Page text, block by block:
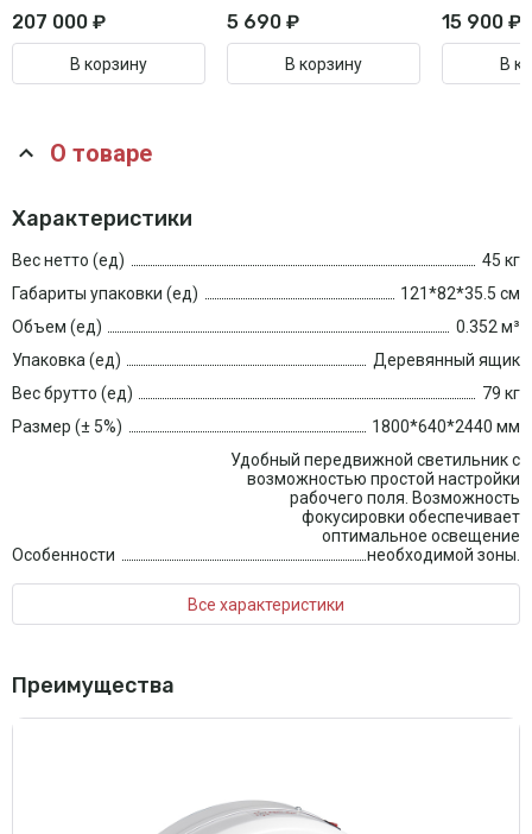
207 000 ₽
В корзину
5 690 ₽
В корзину
15 900 ₽
В
О товаре
Характеристики
Вес нетто (ед)
45 кг
Габариты упаковки (ед)
121*82*35.5 см
Объем (ед)
0.352 м³
Упаковка (ед)
Деревянный ящик
Вес брутто (ед)
79 кг
Размер (± 5%)
1800*640*2440 мм
Особенности
Удобный передвижной светильник с
возможностью простой настройки
рабочего поля. Возможность
фокусировки обеспечивает
оптимальное освещение
необходимой зоны.
Все характеристики
Преимущества